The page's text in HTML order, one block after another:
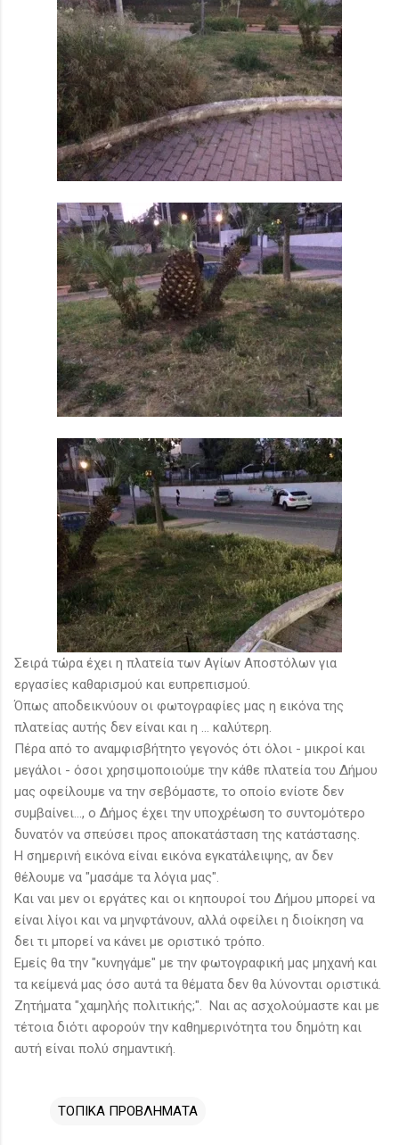
Σειρά τώρα έχει η πλατεία των Αγίων Αποστόλων για
εργασίες καθαρισμού και ευπρεπισμού.
Όπως αποδεικνύουν οι φωτογραφίες μας η εικόνα της
πλατείας αυτής δεν είναι και η ... καλύτερη.
Πέρα από το αναμφισβήτητο γεγονός ότι όλοι - μικροί και
μεγάλοι - όσοι χρησιμοποιούμε την κάθε πλατεία του Δήμου
μας οφείλουμε να την σεβόμαστε, το οποίο ενίοτε δεν
συμβαίνει..., ο Δήμος έχει την υποχρέωση το συντομότερο
δυνατόν να σπεύσει προς αποκατάσταση της κατάστασης.
Η σημερινή εικόνα είναι εικόνα εγκατάλειψης, αν δεν
θέλουμε να "μασάμε τα λόγια μας".
Και ναι μεν οι εργάτες και οι κηπουροί του Δήμου μπορεί να
είναι λίγοι και να μηνφτάνουν, αλλά οφείλει η διοίκηση να
δει τι μπορεί να κάνει με οριστικό τρόπο.
Εμείς θα την "κυνηγάμε" με την φωτογραφική μας μηχανή και
τα κείμενά μας όσο αυτά τα θέματα δεν θα λύνονται οριστικά.
Ζητήματα "χαμηλής πολιτικής;". Ναι ας ασχολούμαστε και με
τέτοια διότι αφορούν την καθημερινότητα του δημότη και
αυτή είναι πολύ σημαντική.
ΤΟΠΙΚΑ ΠΡΟΒΛΗΜΑΤΑ